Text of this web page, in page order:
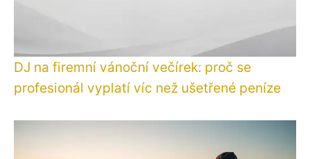
DJ na firemní vánoční večírek: proč se
profesionál vyplatí víc než ušetřené peníze